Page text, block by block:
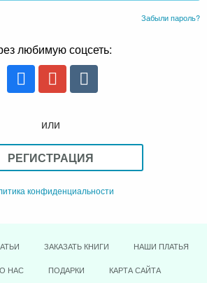
Забыли пароль?
любимую соцсеть:
или
РЕГИСТРАЦИЯ
конфиденциальности
ЗАКАЗАТЬ КНИГИ НАШИ ПЛАТЬЯ
О НАС ПОДАРКИ КАРТА САЙТА